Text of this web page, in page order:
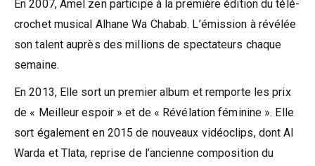
En 2007, Amel zen participe à la première édition du télé-
crochet musical Alhane Wa Chabab. L’émission à révélée
son talent auprès des millions de spectateurs chaque
semaine.
En 2013, Elle sort un premier album et remporte les prix
de « Meilleur espoir » et de « Révélation féminine ». Elle
sort également en 2015 de nouveaux vidéoclips, dont Al
Warda et Tlata, reprise de l’ancienne composition du